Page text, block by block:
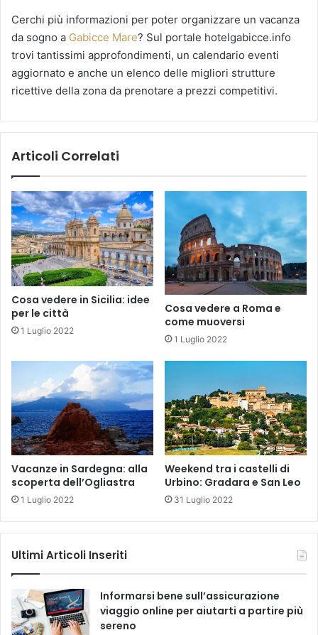
Cerchi più informazioni per poter organizzare un vacanza
da sogno a Gabicce Mare? Sul portale hotelgabicce.info
trovi tantissimi approfondimenti, un calendario eventi
aggiornato e anche un elenco delle migliori strutture
ricettive della zona da prenotare a prezzi competitivi.
Articoli Correlati
Cosa vedere in Sicilia: idee
per le città
1 Luglio 2022
Cosa vedere a Roma e
come muoversi
1 Luglio 2022
Vacanze in Sardegna: alla
scoperta dell’Ogliastra
1 Luglio 2022
Weekend tra i castelli di
Urbino: Gradara e San Leo
31 Luglio 2022
Ultimi Articoli Inseriti
Informarsi bene sull’assicurazione
viaggio online per aiutarti a partire più
sereno